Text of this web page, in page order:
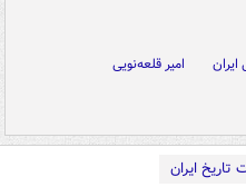
ایران
امیر قلعه‌نویی
تاریخ ایران